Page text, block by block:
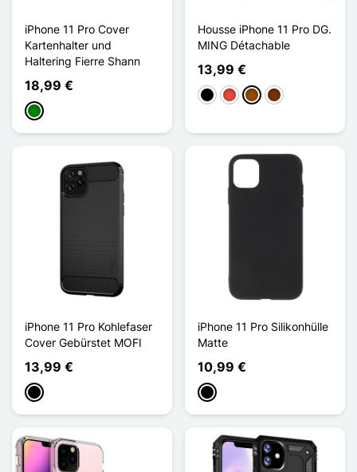
iPhone 11 Pro Cover
Kartenhalter und
Haltering Fierre Shann
18,99 €
Grün
Housse iPhone 11 Pro DG.
MING Détachable
13,99 €
Schwarz
Rot BraunKaffee
iPhone 11 Pro Kohlefaser
Cover Gebürstet MOFI
13,99 €
Schwarz
iPhone 11 Pro Silikonhülle
Matte
10,99 €
Schwarz